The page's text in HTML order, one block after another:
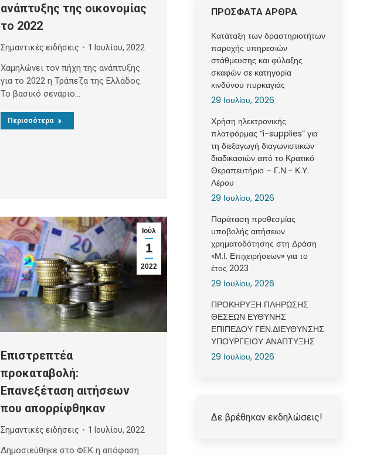
ανάπτυξης της οικονομίας
το 2022
Σημαντικές ειδήσεις 1 Ιουλίου, 2022
Χαμηλώνει τον πήχη της ανάπτυξης
για το 2022 η Τράπεζα της Ελλάδος.
Το βασικό σενάριο…
Περισσότερα
Ιούλ
1
2022
Επιστρεπτέα
προκαταβολή:
Επανεξέταση αιτήσεων
που απορρίφθηκαν
Σημαντικές ειδήσεις 1 Ιουλίου, 2022
Δημοσιεύθηκε στο ΦΕΚ η απόφαση
ΠΡΟΣΦΑΤΑ ΑΡΘΡΑ
Κατάταξη των δραστηριοτήτων
παροχής υπηρεσιών
στάθμευσης και φύλαξης
σκαφών σε κατηγορία
κινδύνου πυρκαγιάς
29 Ιουλίου, 2026
Χρήση ηλεκτρονικής
πλατφόρμας “i-supplies” για
τη διεξαγωγή διαγωνιστικών
διαδικασιών από το Κρατικό
Θεραπευτήριο – Γ.Ν.- Κ.Υ.
Λέρου
29 Ιουλίου, 2026
Παράταση προθεσμίας
υποβολής αιτήσεων
χρηματοδότησης στη Δράση
«Μ.Ι. Επιχειρήσεων» για το
έτος 2023
29 Ιουλίου, 2026
ΠΡΟΚΗΡΥΞΗ ΠΛΗΡΩΣΗΣ
ΘΕΣΕΩΝ ΕΥΘΥΝΗΣ
ΕΠΙΠΕΔΟΥ ΓΕΝ.ΔΙΕΥΘΥΝΣΗΣ
ΥΠΟΥΡΓΕΙΟΥ ΑΝΑΠΤΥΞΗΣ
29 Ιουλίου, 2026
Δε βρέθηκαν εκδηλώσεις!